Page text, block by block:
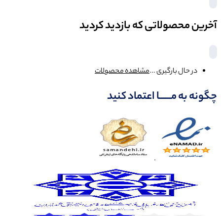
آخرین محصولاتی که بازدید کردید
در حال بارگیری ...مشاهده محصولات
چگونه به مــــــا اعتماد کنید